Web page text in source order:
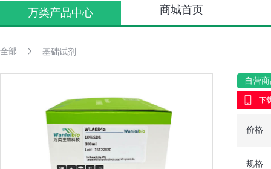
万类产品中心 商城首页
全部 基础试剂
自营
下
价格
规格